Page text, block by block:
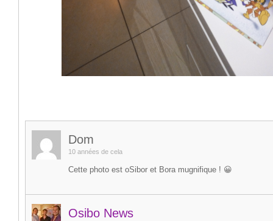
Dom
10 années de cela
Cette photo est oSibor et Bora mugnifique ! 😀
Osibo News